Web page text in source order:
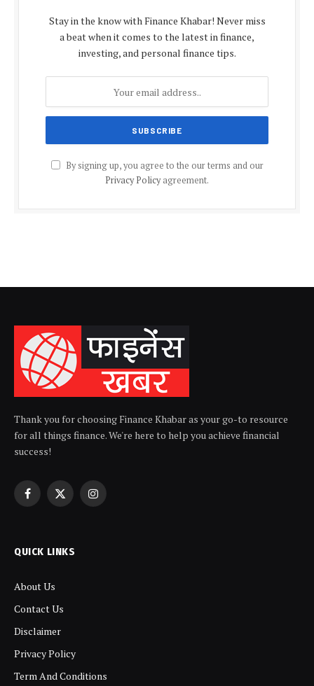
Stay in the know with Finance Khabar! Never miss
a beat when it comes to the latest in finance,
investing, and personal finance tips.
By signing up, you agree to the our terms and our
Privacy Policyagreement.
Thank you for choosing Finance Khabar as your go-to resource
for all things finance. We're here to help you achieve financial
success!
Facebook
X
Instagram
QUICK LINKS
About Us
Contact Us
Disclaimer
Privacy Policy
Term And Conditions